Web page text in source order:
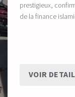
prestigieux,
de la finance
VOIR